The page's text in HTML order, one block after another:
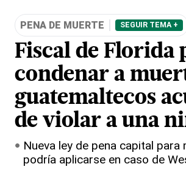
PENA DE MUERTE SEGUIR TEMA +
Fiscal de Florida
condenar a
guatemaltecos
de violar a una
Nueva ley de pena capital para
podría aplicarse en caso de